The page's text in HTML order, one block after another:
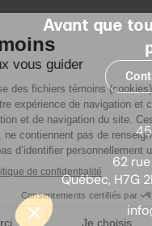
Avant que
62
Québec, H7G